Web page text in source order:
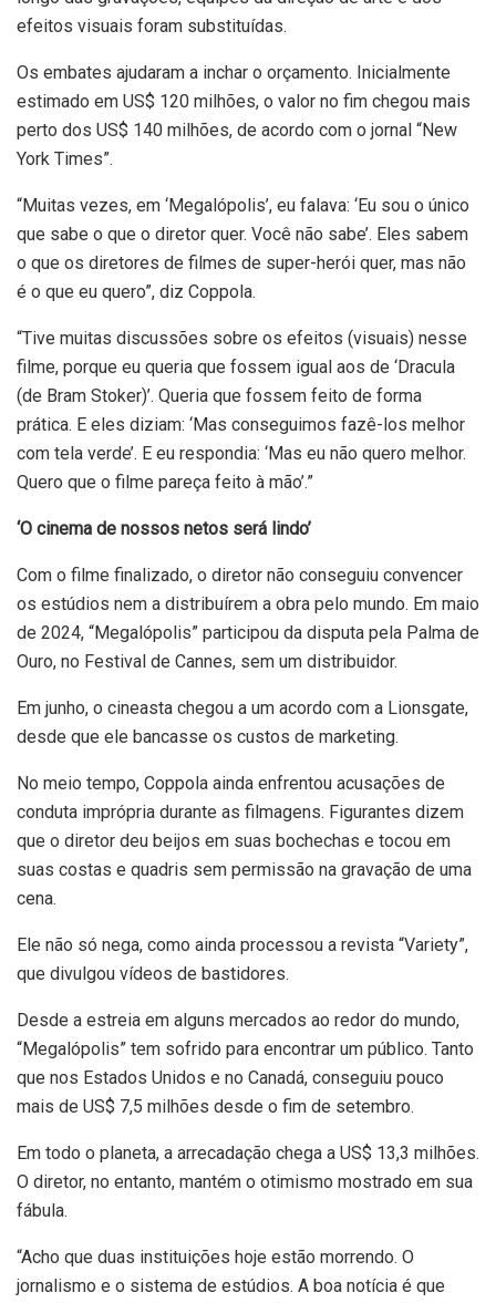
efeitos visuais foram substituídas.
Os embates ajudaram a inchar o orçamento. Inicialmente
estimado em US$ 120 milhões, o valor no fim chegou mais
perto dos US$ 140 milhões, de acordo com o jornal “New
York Times”.
“Muitas vezes, em ‘Megalópolis’, eu falava: ‘Eu sou o único
que sabe o que o diretor quer. Você não sabe’. Eles sabem
o que os diretores de filmes de super-herói quer, mas não
é o que eu quero”, diz Coppola.
“Tive muitas discussões sobre os efeitos (visuais) nesse
filme, porque eu queria que fossem igual aos de ‘Dracula
(de Bram Stoker)’. Queria que fossem feito de forma
prática. E eles diziam: ‘Mas conseguimos fazê-los melhor
com tela verde’. E eu respondia: ‘Mas eu não quero melhor.
Quero que o filme pareça feito à mão’.”
‘O cinema de nossos netos será lindo’
Com o filme finalizado, o diretor não conseguiu convencer
os estúdios nem a distribuírem a obra pelo mundo. Em maio
de 2024, “Megalópolis” participou da disputa pela Palma de
Ouro, no Festival de Cannes, sem um distribuidor.
Em junho, o cineasta chegou a um acordo com a Lionsgate,
desde que ele bancasse os custos de marketing.
No meio tempo, Coppola ainda enfrentou acusações de
conduta imprópria durante as filmagens. Figurantes dizem
que o diretor deu beijos em suas bochechas e tocou em
suas costas e quadris sem permissão na gravação de uma
cena.
Ele não só nega, como ainda processou a revista “Variety”,
que divulgou vídeos de bastidores.
Desde a estreia em alguns mercados ao redor do mundo,
“Megalópolis” tem sofrido para encontrar um público. Tanto
que nos Estados Unidos e no Canadá, conseguiu pouco
mais de US$ 7,5 milhões desde o fim de setembro.
Em todo o planeta, a arrecadação chega a US$ 13,3 milhões.
O diretor, no entanto, mantém o otimismo mostrado em sua
fábula.
“Acho que duas instituições hoje estão morrendo. O
jornalismo e o sistema de estúdios. A boa notícia é que